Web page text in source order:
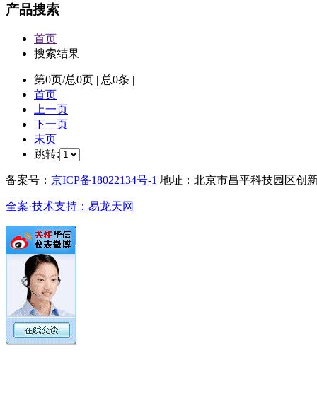
产品搜索
首页
搜索结果
第0页/总0页 | 总0条 |
首页
上一页
下一页
末页
跳转:
备案号： 京ICP备18022134号-1 地址：北京市昌平科技园区创
全案·技术支持：易龙天网